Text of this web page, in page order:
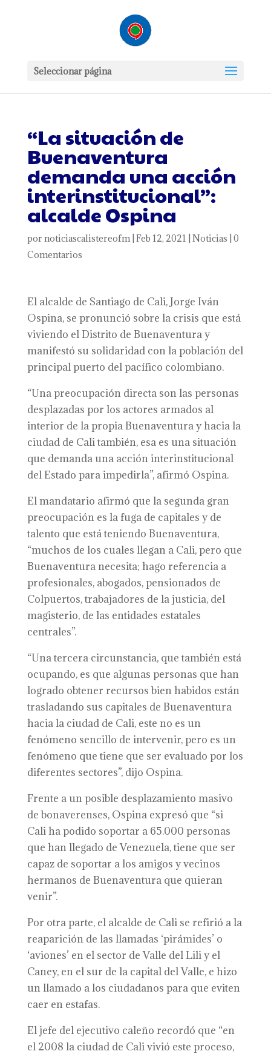
Seleccionar página
“La situación de
Buenaventura
demanda una acción
interinstitucional”:
alcalde Ospina
por noticiascalistereofm| Feb 12, 2021 Noticias 0
Comentarios
El alcalde de Santiago de Cali, Jorge Iván
Ospina, se pronunció sobre la crisis que está
viviendo el Distrito de Buenaventura y
manifestó su solidaridad con la población del
principal puerto del pacífico colombiano.
“Una preocupación directa son las personas
desplazadas por los actores armados al
interior de la propia Buenaventura y hacia la
ciudad de Cali también, esa es una situación
que demanda una acción interinstitucional
del Estado para impedirla”, afirmó Ospina.
El mandatario afirmó que la segunda gran
preocupación es la fuga de capitales y de
talento que está teniendo Buenaventura,
“muchos de los cuales llegan a Cali, pero que
Buenaventura necesita; hago referencia a
profesionales, abogados, pensionados de
Colpuertos, trabajadores de la justicia, del
magisterio, de las entidades estatales
centrales”.
“Una tercera circunstancia, que también está
ocupando, es que algunas personas que han
logrado obtener recursos bien habidos están
trasladando sus capitales de Buenaventura
hacia la ciudad de Cali, este no es un
fenómeno sencillo de intervenir, pero es un
fenómeno que tiene que ser evaluado por los
diferentes sectores”, dijo Ospina.
Frente a un posible desplazamiento masivo
de bonaverenses, Ospina expresó que “si
Cali ha podido soportar a 65.000 personas
que han llegado de Venezuela, tiene que ser
capaz de soportar a los amigos y vecinos
hermanos de Buenaventura que quieran
venir”.
Por otra parte, el alcalde de Cali se refirió a la
reaparición de las llamadas ‘pirámides’ o
‘aviones’ en el sector de Valle del Lili y el
Caney, en el sur de la capital del Valle, e hizo
un llamado a los ciudadanos para que eviten
caer en estafas.
El jefe del ejecutivo caleño recordó que “en
el 2008 la ciudad de Cali vivió este proceso,